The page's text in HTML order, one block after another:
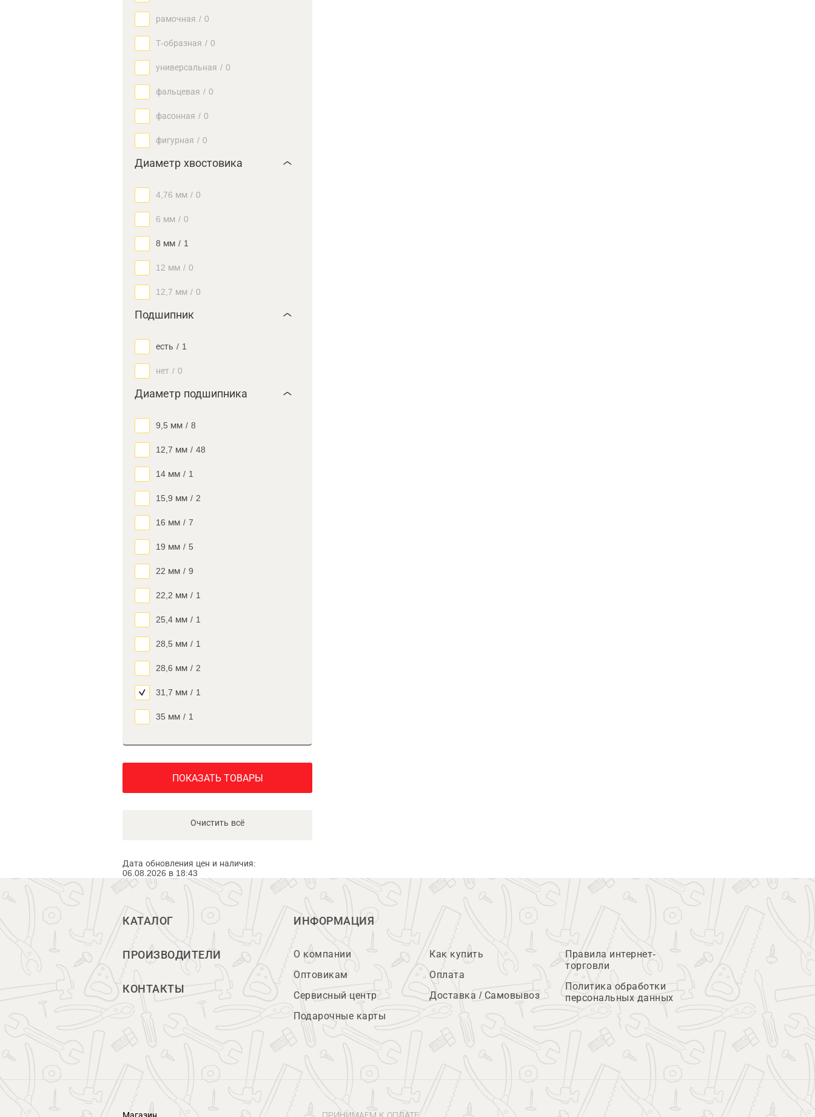
рамочная / 0
Т-образная / 0
универсальная / 0
фальцевая / 0
фасонная / 0
фигурная / 0
Диаметр хвостовика
4,76 мм / 0
6 мм / 0
8 мм / 1
12 мм / 0
12,7 мм / 0
Подшипник
есть / 1
нет / 0
Диаметр подшипника
9,5 мм / 8
12,7 мм / 48
14 мм / 1
15,9 мм / 2
16 мм / 7
19 мм / 5
22 мм / 9
22,2 мм / 1
25,4 мм / 1
28,5 мм / 1
28,6 мм / 2
31,7 мм / 1
35 мм / 1
ПОКАЗАТЬ ТОВАРЫ
Очистить всё
Дата обновления цен и наличия:
06.08.2026 в 18:43
КАТАЛОГ
ПРОИЗВОДИТЕЛИ
КОНТАКТЫ
ИНФОРМАЦИЯ
О компании
Оптовикам
Сервисный центр
Подарочные карты
Как купить
Оплата
Доставка / Самовывоз
Правила интернет-
торговли
Политика обработки
персональных данных